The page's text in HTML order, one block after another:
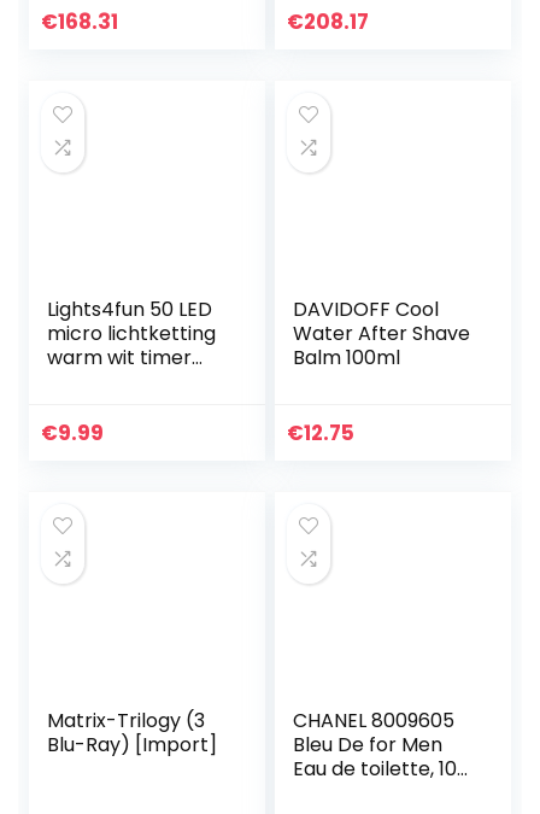
€168.31
1920 x 1080,
€208.17
Lights4fun 50 LED
micro lichtketting
warm wit timer
€9.99
DAVIDOFF Cool
Water After Shave
Balm 100ml
€12.75
Matrix-Trilogy (3
Blu-Ray) [Import]
CHANEL 8009605
Bleu De for Men
Eau de toilette, 100